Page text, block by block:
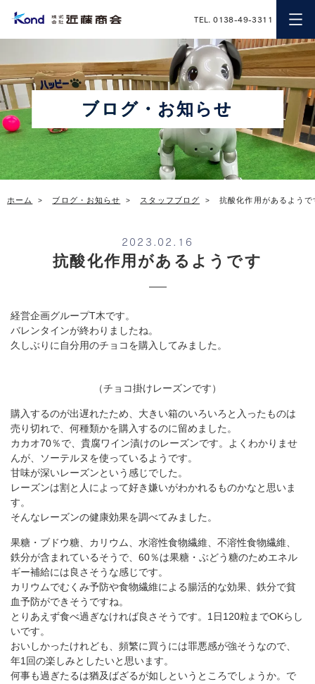
近藤商会
TEL. 0138-49-3311
ブログ・お知らせ
ホーム ブログ・お知らせ スタッフブログ 抗酸化作用があるようで
2023.02.16
抗酸化作用があるようです
経営企画グループT木です。
バレンタインが終わりましたね。
久しぶりに自分用のチョコを購入してみました。
（チョコ掛けレーズンです）
購入するのが出遅れたため、大きい箱のいろいろと入ったものは
売り切れで、何種類かを購入するのに留めました。
カカオ70％で、貴腐ワイン漬けのレーズンです。よくわかりませ
んが、ソーテルヌを使っているようです。
甘味が深いレーズンという感じでした。
レーズンは割と人によって好き嫌いがわかれるものかなと思いま
す。
そんなレーズンの健康効果を調べてみました。
果糖・ブドウ糖、カリウム、水溶性食物繊維、不溶性食物繊維、
鉄分が含まれているそうで、60％は果糖・ぶどう糖のためエネル
ギー補給には良さそうな感じです。
カリウムでむくみ予防や食物繊維による腸活的な効果、鉄分で貧
血予防ができそうですね。
とりあえず食べ過ぎなければ良さそうです。1日120粒までOKらし
いです。
おいしかったけれども、頻繁に買うには罪悪感が強そうなので、
年1回の楽しみとしたいと思います。
何事も過ぎたるは猶及ばざるが如しというところでしょうか。で